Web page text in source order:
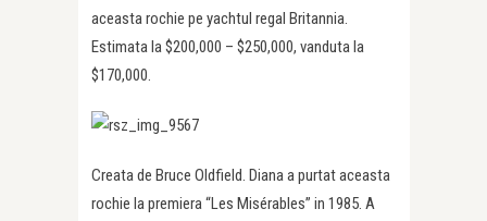
aceasta rochie pe yachtul regal Britannia.
Estimata la $200,000 – $250,000, vanduta la
$170,000.
Creata de Bruce Oldfield. Diana a purtat aceasta
rochie la premiera “Les Misérables” in 1985. A